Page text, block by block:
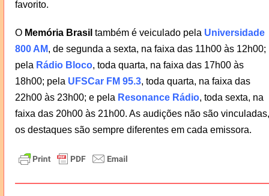
favorito.
O Memória Brasil também é veiculado pela Universidade
800 AM, de segunda a sexta, na faixa das 11h00 às 12h00;
pela Rádio Bloco, toda quarta, na faixa das 17h00 às
18h00; pela UFSCar FM 95.3, toda quarta, na faixa das
22h00 às 23h00; e pela Resonance Rádio, toda sexta, na
faixa das 20h00 às 21h00. As audições não são vinculadas,
os destaques são sempre diferentes em cada emissora.